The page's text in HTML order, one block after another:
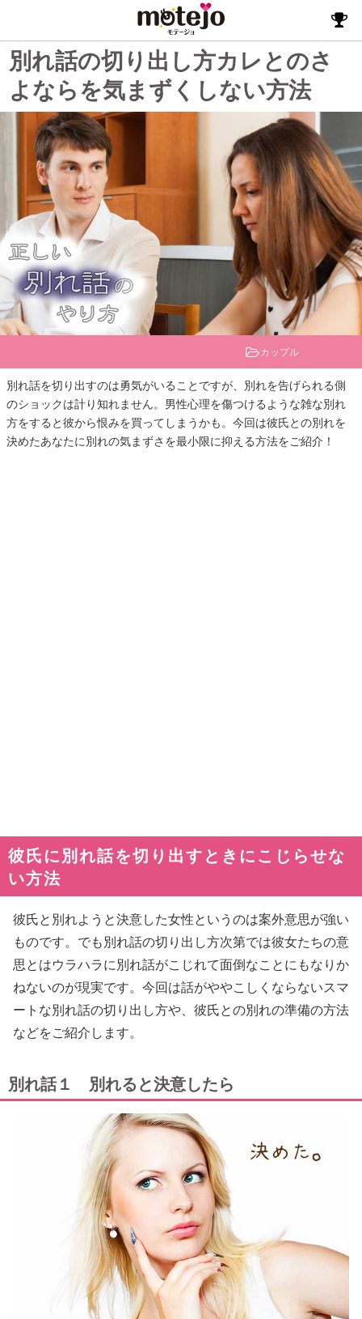
別れ話の切り出し方カレとのさ
よならを気まずくしない方法
カップル
別れ話を切り出すのは勇気がいることですが、別れを告げられる側
のショックは計り知れません。男性心理を傷つけるような雑な別れ
方をすると彼から恨みを買ってしまうかも。今回は彼氏との別れを
決めたあなたに別れの気まずさを最小限に抑える方法をご紹介！
彼氏に別れ話を切り出すときにこじらせな
い方法
彼氏と別れようと決意した女性というのは案外意思が強い
ものです。でも別れ話の切り出し方次第では彼女たちの意
思とはウラハラに別れ話がこじれて面倒なことにもなりか
ねないのが現実です。今回は話がややこしくならないスマ
ートな別れ話の切り出し方や、彼氏との別れの準備の方法
などをご紹介します。
別れ話１ 別れると決意したら